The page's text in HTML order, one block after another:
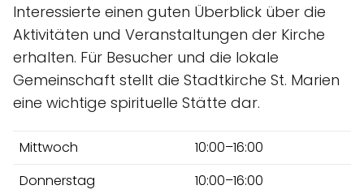
Interessierte einen guten Überblick über die
Aktivitäten und Veranstaltungen der Kirche
erhalten. Für Besucher und die lokale
Gemeinschaft stellt die Stadtkirche St. Marien
eine wichtige spirituelle Stätte dar.
Mittwoch
10:00–16:00
Donnerstag
10:00–16:00